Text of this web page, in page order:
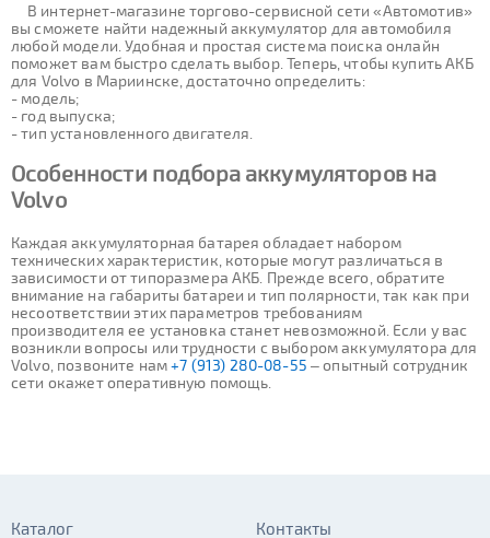
В интернет-магазине торгово-сервисной сети «Автомотив»
вы сможете найти надежный аккумулятор для автомобиля
любой модели. Удобная и простая система поиска онлайн
поможет вам быстро сделать выбор. Теперь, чтобы купить АКБ
для Volvo в Мариинске, достаточно определить:
- модель;
- год выпуска;
- тип установленного двигателя.
Особенности подбора аккумуляторов на
Volvo
Каждая аккумуляторная батарея обладает набором
технических характеристик, которые могут различаться в
зависимости от типоразмера АКБ. Прежде всего, обратите
внимание на габариты батареи и тип полярности, так как при
несоответствии этих параметров требованиям
производителя ее установка станет невозможной. Если у вас
возникли вопросы или трудности с выбором аккумулятора для
Volvo, позвоните нам+7 (913) 280-08-55 – опытный сотрудник
сети окажет оперативную помощь.
Каталог Контакты